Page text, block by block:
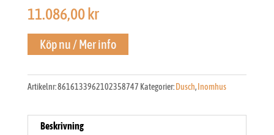
11.086,00 kr
Köp nu / Mer info
Artikelnr:8616133962102358747 Kategorier: Dusch, Inomhus
Beskrivning